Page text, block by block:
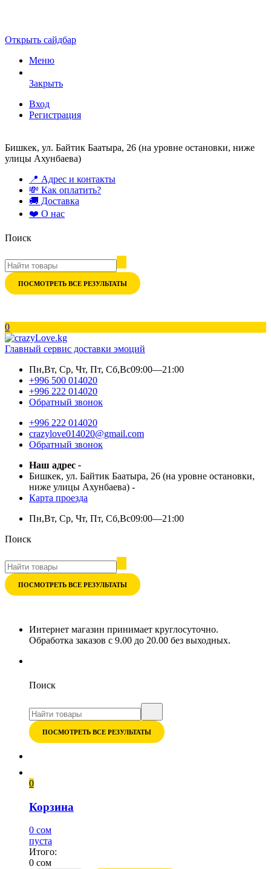
Открыть сайдбар
Меню
Закрыть
Вход
Регистрация
Бишкек, ул. Байтик Баатыра, 26 (на уровне остановки, ниже
улицы Ахунбаева)
📍 Адрес и контакты
💸 Как оплатить?
🚚 Доставка
❤️ О нас
Поиск
ПОСМОТРЕТЬ ВСЕ РЕЗУЛЬТАТЫ
0
Главный сервис доставки эмоций
Пн,Вт, Ср, Чт, Пт, Сб,Вс09:00—21:00
+996 500 014020
+996 222 014020
Обратный звонок
+996 222 014020
crazylove014020@gmail.com
Обратный звонок
Наш адрес -
Бишкек, ул. Байтик Баатыра, 26 (на уровне остановки,
ниже улицы Ахунбаева) -
Карта проезда
Пн,Вт, Ср, Чт, Пт, Сб,Вс09:00—21:00
Поиск
ПОСМОТРЕТЬ ВСЕ РЕЗУЛЬТАТЫ
Интернет магазин принимает круглосуточно.
Обработка заказов с 9.00 до 20.00 без выходных.
Поиск
ПОСМОТРЕТЬ ВСЕ РЕЗУЛЬТАТЫ
0
Корзина
0 сом
пуста
Итого:
0 сом